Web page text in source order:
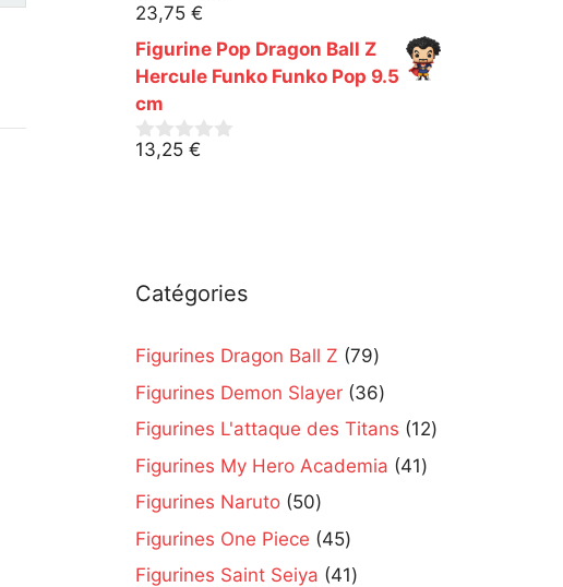
0
s
u
r
23,75 €
Figurine Pop Dragon Ball Z
Hercule Funko Funko Pop 9.5
cm
0
13,25 €
Catégories
Figurines Dragon Ball Z 7979
products
Figurines Demon Slayer 3636
products
Figurines L'attaque des Titans 1212
Figurines My Hero Academia 4141
Figurines Naruto 5050
products
Figurines One Piece 4545
products
Figurines Saint Seiya 4141